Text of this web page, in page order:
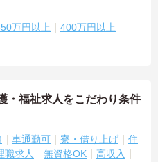
万円以上 400万円以上
・福祉求人をこだわり条件
車通勤可 寮・借り上げ
住
職求人 無資格OK
高収入